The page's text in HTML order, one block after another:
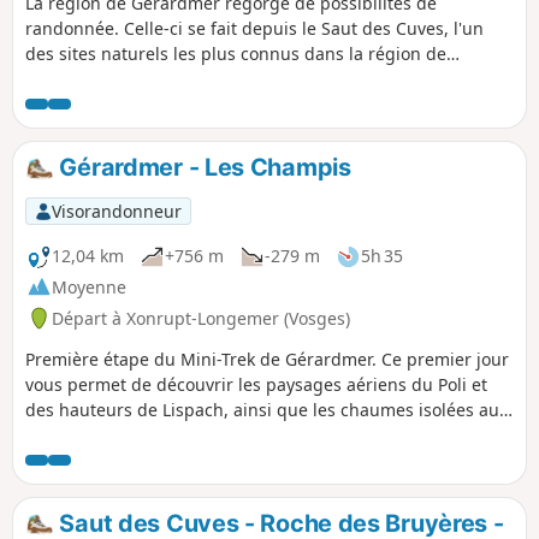
informations pratiques.
randonnée. Celle-ci se fait depuis le Saut des Cuves, l'un
des sites naturels les plus connus dans la région de
différents points de vues, dont la Roche des Bruyères, la
Roche du Corbeau, la Roche du Chien et la Roche du Page.
Elle emprunte les belles Gorges des Roitelets, et passe près
de la Chapelle Sainte-Anne, à Martimpré. Le circuit ce
compose de trois grandes montées, qui varient entre 200 et
300 m de dénivelé chacune.
Gérardmer - Les Champis
Visorandonneur
12,04 km
+756 m -279 m
5h 35
Moyenne
Départ à Xonrupt-Longemer (Vosges)
Première étape du Mini-Trek de Gérardmer. Ce premier jour
vous permet de découvrir les paysages aériens du Poli et
des hauteurs de Lispach, ainsi que les chaumes isolées au
progression régulière vers le Chalet des Champis, lieu
d’hébergement et de pause pour la nuit. C'est également
l'occasion de passer une nuit en cabane non-gardée qui a
Saut des Cuves - Roche des Bruyères -